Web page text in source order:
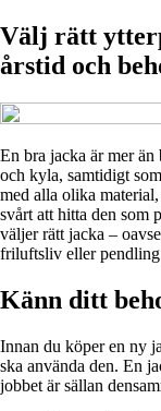
Välj rätt
årstid och
En bra jacka är mer
och kyla, samtidigt
med alla olika
svårt att hitta den som
väljer rätt jacka –
friluftsliv eller
Känn ditt
Innan du köper en ny
ska använda den. En
jobbet är sällan